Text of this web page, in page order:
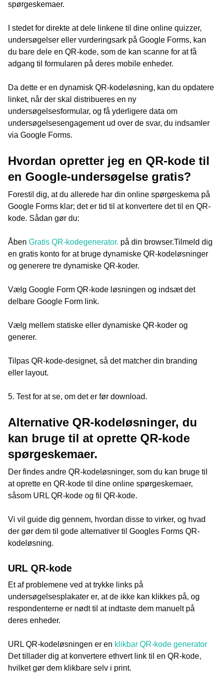
spørgeskemaer.
I stedet for direkte at dele linkene til dine online quizzer,
undersøgelser eller vurderingsark på Google Forms, kan
du bare dele en QR-kode, som de kan scanne for at få
adgang til formularen på deres mobile enheder.
Da dette er en dynamisk QR-kodeløsning, kan du opdatere
linket, når der skal distribueres en ny
undersøgelsesformular, og få yderligere data om
undersøgelsesengagement ud over de svar, du indsamler
via Google Forms.
Hvordan opretter jeg en QR-kode til
en Google-undersøgelse gratis?
Forestil dig, at du allerede har din online spørgeskema på
Google Forms klar; det er tid til at konvertere det til en QR-
kode. Sådan gør du:
Åben Gratis QR-kodegenerator. på din browser.Tilmeld dig
en gratis konto for at bruge dynamiske QR-kodeløsninger
og generere tre dynamiske QR-koder.
Vælg Google Form QR-kode løsningen og indsæt det
delbare Google Form link.
Vælg mellem statiske eller dynamiske QR-koder og
generer.
Tilpas QR-kode-designet, så det matcher din branding
eller layout.
5. Test for at se, om det er før download.
Alternative QR-kodeløsninger, du
kan bruge til at oprette QR-kode
spørgeskemaer.
Der findes andre QR-kodeløsninger, som du kan bruge til
at oprette en QR-kode til dine online spørgeskemaer,
såsom URL QR-kode og fil QR-kode.
Vi vil guide dig gennem, hvordan disse to virker, og hvad
der gør dem til gode alternativer til Googles Forms QR-
kodeløsning.
URL QR-kode
Et af problemene ved at trykke links på
undersøgelsesplakater er, at de ikke kan klikkes på, og
respondenterne er nødt til at indtaste dem manuelt på
deres enheder.
URL QR-kodeløsningen er en klikbar QR-kode generator
Det tillader dig at konvertere ethvert link til en QR-kode,
hvilket gør dem klikbare selv i print.